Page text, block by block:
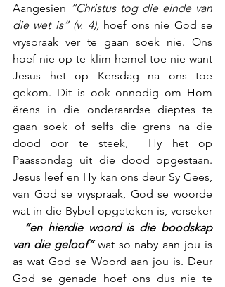
Aangesien “Christus tog die einde van
die wet is” (v. 4), hoef ons nie God se
vryspraak ver te gaan soek nie. Ons
hoef nie op te klim hemel toe nie want
Jesus het op Kersdag na ons toe
gekom. Dit is ook onnodig om Hom
êrens in die onderaardse dieptes te
gaan soek of selfs die grens na die
dood oor te steek,  Hy het op
Paassondag uit die dood opgestaan.
Jesus leef en Hy kan ons deur Sy Gees,
van God se vryspraak, God se woorde
wat in die Bybel opgeteken is, verseker
– “en hierdie woord is die boodskap
van die geloof” wat so naby aan jou is
as wat God se Woord aan jou is. Deur
God se genade hoef ons dus nie te